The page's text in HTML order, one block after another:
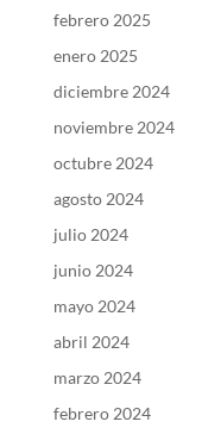
febrero 2025
enero 2025
diciembre 2024
noviembre 2024
octubre 2024
agosto 2024
julio 2024
junio 2024
mayo 2024
abril 2024
marzo 2024
febrero 2024